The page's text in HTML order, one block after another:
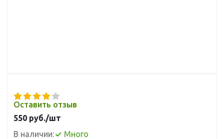
Оставить отзыв
550 руб./шт
В наличии:
Много